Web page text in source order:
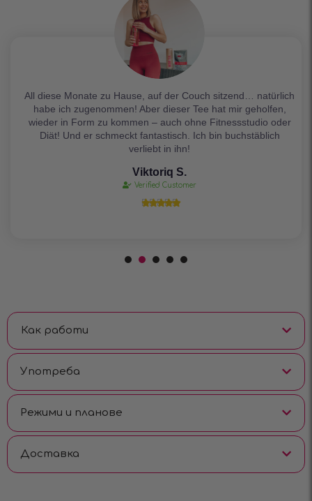
All diese Monate zu Hause, auf der Couch sitzend… natürlich
habe ich zugenommen! Aber dieser Tee hat mir geholfen,
wieder in Form zu kommen – auch ohne Fitnessstudio oder
Diät! Und er schmeckt fantastisch. Ich bin buchstäblich
verliebt in ihn!
Viktoriq S.
Verified Customer
    
Как работи
Употреба
Режими и планове
Доставка